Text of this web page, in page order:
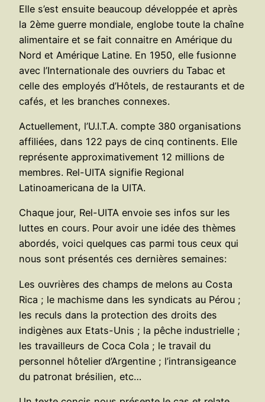
Elle s’est ensuite beaucoup développée et après
la 2ème guerre mondiale, englobe toute la chaîne
alimentaire et se fait connaitre en Amérique du
Nord et Amérique Latine. En 1950, elle fusionne
avec l’Internationale des ouvriers du Tabac et
celle des employés d’Hôtels, de restaurants et de
cafés, et les branches connexes.
Actuellement, l’U.I.T.A. compte 380 organisations
affiliées, dans 122 pays de cinq continents. Elle
représente approximativement 12 millions de
membres. Rel-UITA signifie Regional
Latinoamericana de la UITA.
Chaque jour, Rel-UITA envoie ses infos sur les
luttes en cours. Pour avoir une idée des thèmes
abordés, voici quelques cas parmi tous ceux qui
nous sont présentés ces dernières semaines:
Les ouvrières des champs de melons au Costa
Rica ; le machisme dans les syndicats au Pérou ;
les reculs dans la protection des droits des
indigènes aux Etats-Unis ; la pêche industrielle ;
les travailleurs de Coca Cola ; le travail du
personnel hôtelier d’Argentine ; l’intransigeance
du patronat brésilien, etc…